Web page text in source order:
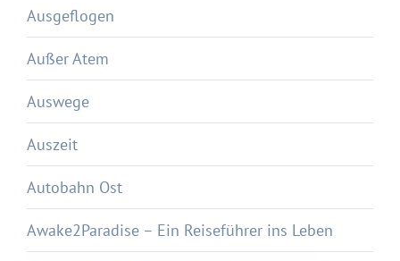
Ausgeflogen
Außer Atem
Auswege
Auszeit
Autobahn Ost
Awake2Paradise – Ein Reiseführer ins Leben